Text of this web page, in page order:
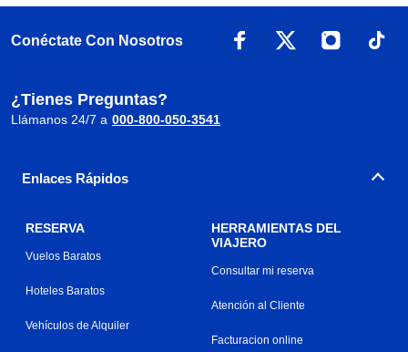
Conéctate Con Nosotros
¿Tienes Preguntas?
Llámanos 24/7 a 000-800-050-3541
Enlaces Rápidos
RESERVA
Vuelos Baratos
Hoteles Baratos
Vehículos de Alquiler
HERRAMIENTAS DEL
VIAJERO
Consultar mi reserva
Atención al Cliente
Facturacion online